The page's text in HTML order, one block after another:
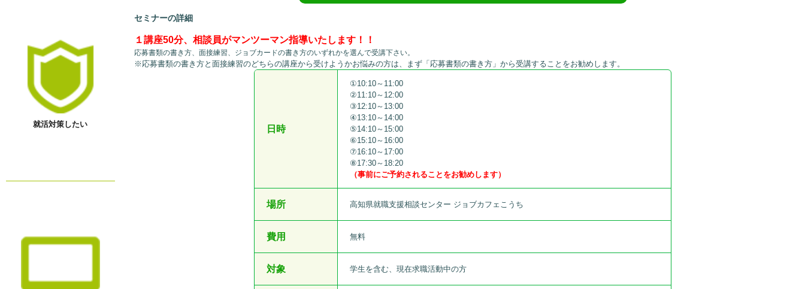
就活対策したい
セミナーの詳細
１講座50分、相談員がマンツーマン指導いたします！！
応募書類の書き方、面接練習、ジョブカードの書き方のいずれかを選んで受講下さい。
※応募書類の書き方と面接練習のどちらの講座から受けようかお悩みの方は、まず「応募書類の書き方」から受講することをお勧めします。
日時
①10:10～11:00
②11:10～12:00
③12:10～13:00
④13:10～14:00
⑤14:10～15:00
⑥15:10～16:00
⑦16:10～17:00
⑧17:30～18:20
（事前にご予約されることをお勧めします）
場所 高知県就職支援相談センター ジョブカフェこうち
費用 無料
対象 学生を含む、現在求職活動中の方